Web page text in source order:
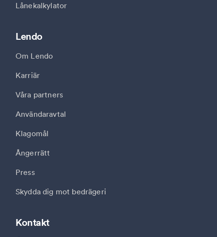
Lånekalkylator
Kontakt
Lendo
Om Lendo
Karriär
Våra partners
Användaravtal
Klagomål
Ångerrätt
Press
Skydda dig mot bedrägeri